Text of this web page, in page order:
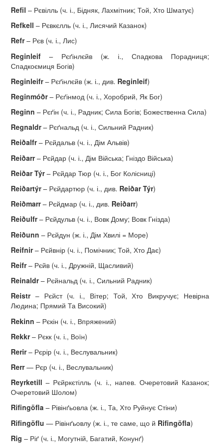
Refil – Рєвілль (ч. і., Бідняк, Лахмітник; Той, Хто Шматує)
Refkell – Рєвкєлль (ч. і., Лисячий Казанок)
Refr– Рєв (ч. і., Лис)
Reginleif – Рєґінлєйв (ж. і., Спадкова Порадниця;
Спадкоємиця Богів)
Reginleifr– Рєґінлєйв (ж. і., див. Reginleif)
Reginmóðr– Рєґінмод (ч. і., Хоробрий, Як Бог)
Reginn – Рєґін (ч. і., Радник; Сила Богів; Божественна Сила)
Regnaldr– Рєґнальд (ч. і., Сильний Радник)
Reiðalfr– Рєйдальв (ч. і., Дім Альвів)
Reiðarr– Рєйдар (ч. і., Дім Війська; Гніздо Війська)
Reiðar Týr– Рєйдар Тюр (ч. і., Бог Колісниці)
Reiðartýr– Рєйдартюр (ч. і., див. Reiðar Týr)
Reiðmarr– Рєйдмар (ч. і., див. Reiðarr)
Reiðulfr– Рєйдульв (ч. і., Вовк Дому; Вовк Гнізда)
Reiðunn – Рєйдун (ж. і., Дім Хвилі = Море)
Reifnir– Рєйвнір (ч. і., Помічник; Той, Хто Дає)
Reifr– Рєйв (ч. і., Дружній, Щасливий)
Reinaldr– Рєйнальд (ч. і., Сильний Радник)
Reistr– Рєйст (ч. і., Вітер; Той, Хто Викручує; Невірна
Людина; Прямий Та Високий)
Rekinn– Рєкін (ч. і., Впряжений)
Rekkr– Рєкк (ч. і., Воїн)
Rerir – Рєрір (ч. і., Веслувальник)
Rerr— Рєр (ч. і., Веслувальник)
Reyrketill – Рєйркєтілль (ч. і., напев. Очеретовий Казанок;
Очеретовий Шолом)
Rifingöfla – Рівінґьовла (ж. і., Та, Хто Руйнує Стіни)
Rifingöflu — Рівінґьовлу (ж. і., те саме, що й Rifingöfla)
Rig – Ріґ (ч. і., Могутній, Багатий, Конунґ)